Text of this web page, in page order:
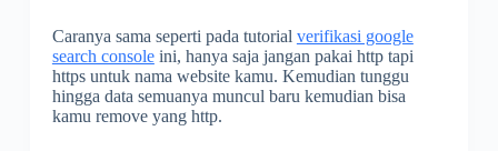
Caranya sama seperti pada tutorial verifikasi google
search consoleini, hanya saja jangan pakai http tapi
https untuk nama website kamu. Kemudian tunggu
hingga data semuanya muncul baru kemudian bisa
kamu remove yang http.